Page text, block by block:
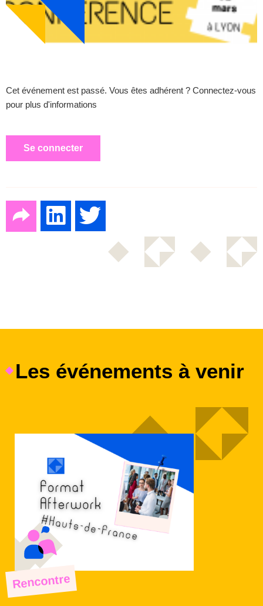
Cet événement est passé. Vous êtes adhérent ? Connectez-vous
pour plus d'informations
Se connecter
Les événements à venir
Rencontre